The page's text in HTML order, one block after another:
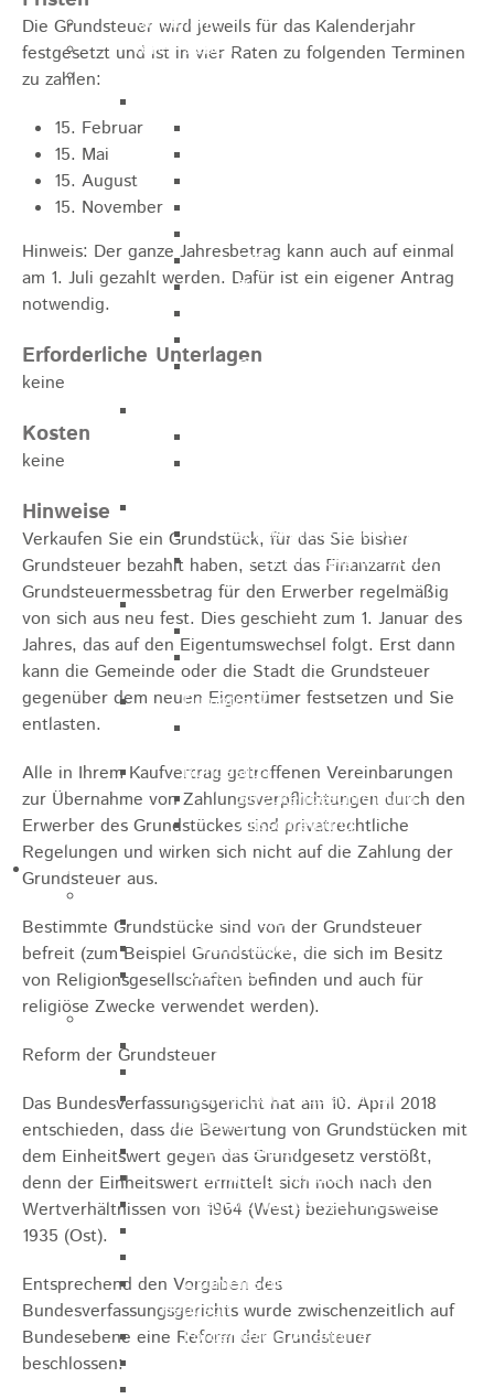
Kugelmarkt
Vereinsleben
EXPO
Palmares
Presse
Streckenbeschreibung
Ausschreibung Marathon
Enduro
Streckenbeschreibung
Ausschreibung
Pumptrack
Bundesliga
Streckenbeschreibung
Ausschreibung
Bildung / Familie
Familienbüro
Ehrenamtsbörse
Tafelladen
Pflegeangebote
Pflegeberatung
Ökumenische Sozialstation
Rosenstein
Villa Rosenstein
DRK Mehrgenerationenhaus
Pflegewohnhaus Haus Kielwein
Ökumenische Nachbarschaftshilfe
Heubach
Förderverein Altenhilfe Heubach e.V.
Die Grundsteuer wird jeweils für das Kalenderjahr
festgesetzt und ist in vier Raten zu folgenden Terminen
zu zahlen:
15. Februar
15. Mai
15. August
15. November
Hinweis: Der ganze Jahresbetrag kann auch auf einmal
am 1. Juli gezahlt werden. Dafür ist ein eigener Antrag
notwendig.
Erforderliche Unterlagen
keine
Kosten
keine
Hinweise
Verkaufen Sie ein Grundstück, für das Sie bisher
Grundsteuer bezahlt haben, setzt das Finanzamt den
Grundsteuermessbetrag für den Erwerber regelmäßig
von sich aus neu fest. Dies geschieht zum 1. Januar des
Jahres, das auf den Eigentumswechsel folgt. Erst dann
kann die Gemeinde oder die Stadt die Grundsteuer
gegenüber dem neuen Eigentümer festsetzen und Sie
entlasten.
Alle in Ihrem Kaufvertrag getroffenen Vereinbarungen
zur Übernahme von Zahlungsverpflichtungen durch den
Erwerber des Grundstückes sind privatrechtliche
Regelungen und wirken sich nicht auf die Zahlung der
Grundsteuer aus.
Bestimmte Grundstücke sind von der Grundsteuer
befreit (zum Beispiel Grundstücke, die sich im Besitz
von Religionsgesellschaften befinden und auch für
religiöse Zwecke verwendet werden).
Reform der Grundsteuer
Das Bundesverfassungsgericht hat am 10. April 2018
entschieden, dass die Bewertung von Grundstücken mit
dem Einheitswert gegen das Grundgesetz verstößt,
denn der Einheitswert ermittelt sich noch nach den
Wertverhältnissen von 1964 (West) beziehungsweise
1935 (Ost).
Entsprechend den Vorgaben des
Bundesverfassungsgerichts wurde zwischenzeitlich auf
Bundesebene eine Reform der Grundsteuer
beschlossen: